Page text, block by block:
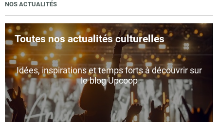
NOS ACTUALITÉS
Toutes nos actualités culturelles
Idées, inspirations et temps forts à découvrir sur
le blog Upcoop